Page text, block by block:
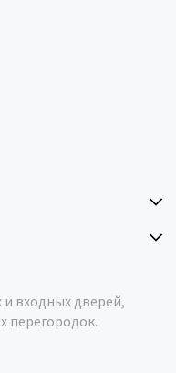
входных дверей,
перегородок.